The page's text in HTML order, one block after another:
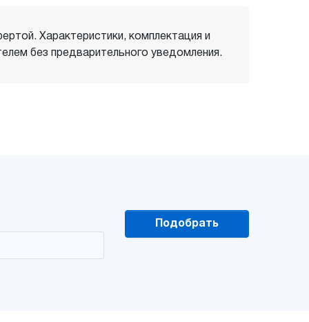
Характеристики, комплектация и
без предварительного уведомления.
Подобрать